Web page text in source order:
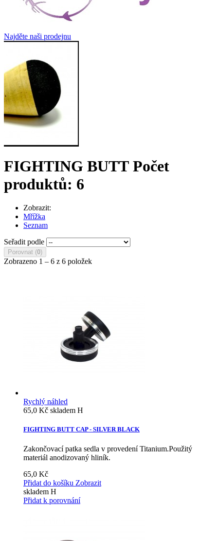
Najděte naši prodejnu
FIGHTING BUTT Počet
produktů: 6
Zobrazit:
Mřížka
Seznam
Seřadit podle
Porovnat (0)
Zobrazeno 1 – 6 z 6 položek
Rychlý náhled
65,0 Kč skladem H
FIGHTING BUTT CAP - SILVER BLACK
Zakončovací patka sedla v provedení Titanium.Použitý
materiál anodizovaný hliník.
65,0 Kč
Přidat do košíku Zobrazit
skladem H
Přidat k porovnání